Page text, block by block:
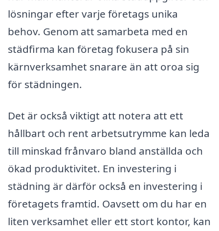
lösningar efter varje företags unika
behov. Genom att samarbeta med en
städfirma kan företag fokusera på sin
kärnverksamhet snarare än att oroa sig
för städningen.
Det är också viktigt att notera att ett
hållbart och rent arbetsutrymme kan leda
till minskad frånvaro bland anställda och
ökad produktivitet. En investering i
städning är därför också en investering i
företagets framtid. Oavsett om du har en
liten verksamhet eller ett stort kontor, kan